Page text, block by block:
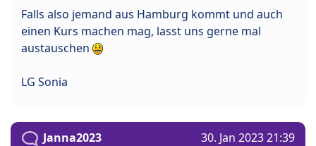
Falls also jemand aus Hamburg kommt und auch
einen Kurs machen mag, lasst uns gerne mal
austauschen
LG Sonia
Janna2023 30. Jan 2023 21:39